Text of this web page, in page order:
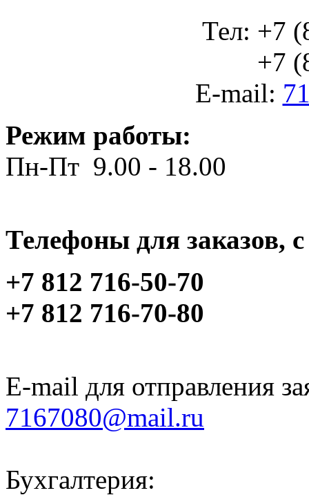
Тел: +7
+7
E-mail:
Режим работы:
Пн-Пт 9.00 - 18.00
Телефоны для заказов,
+7 812 716-50-70
+7 812 716-70-80
E-mail для отправления
7167080@mail.ru
Бухгалтерия: